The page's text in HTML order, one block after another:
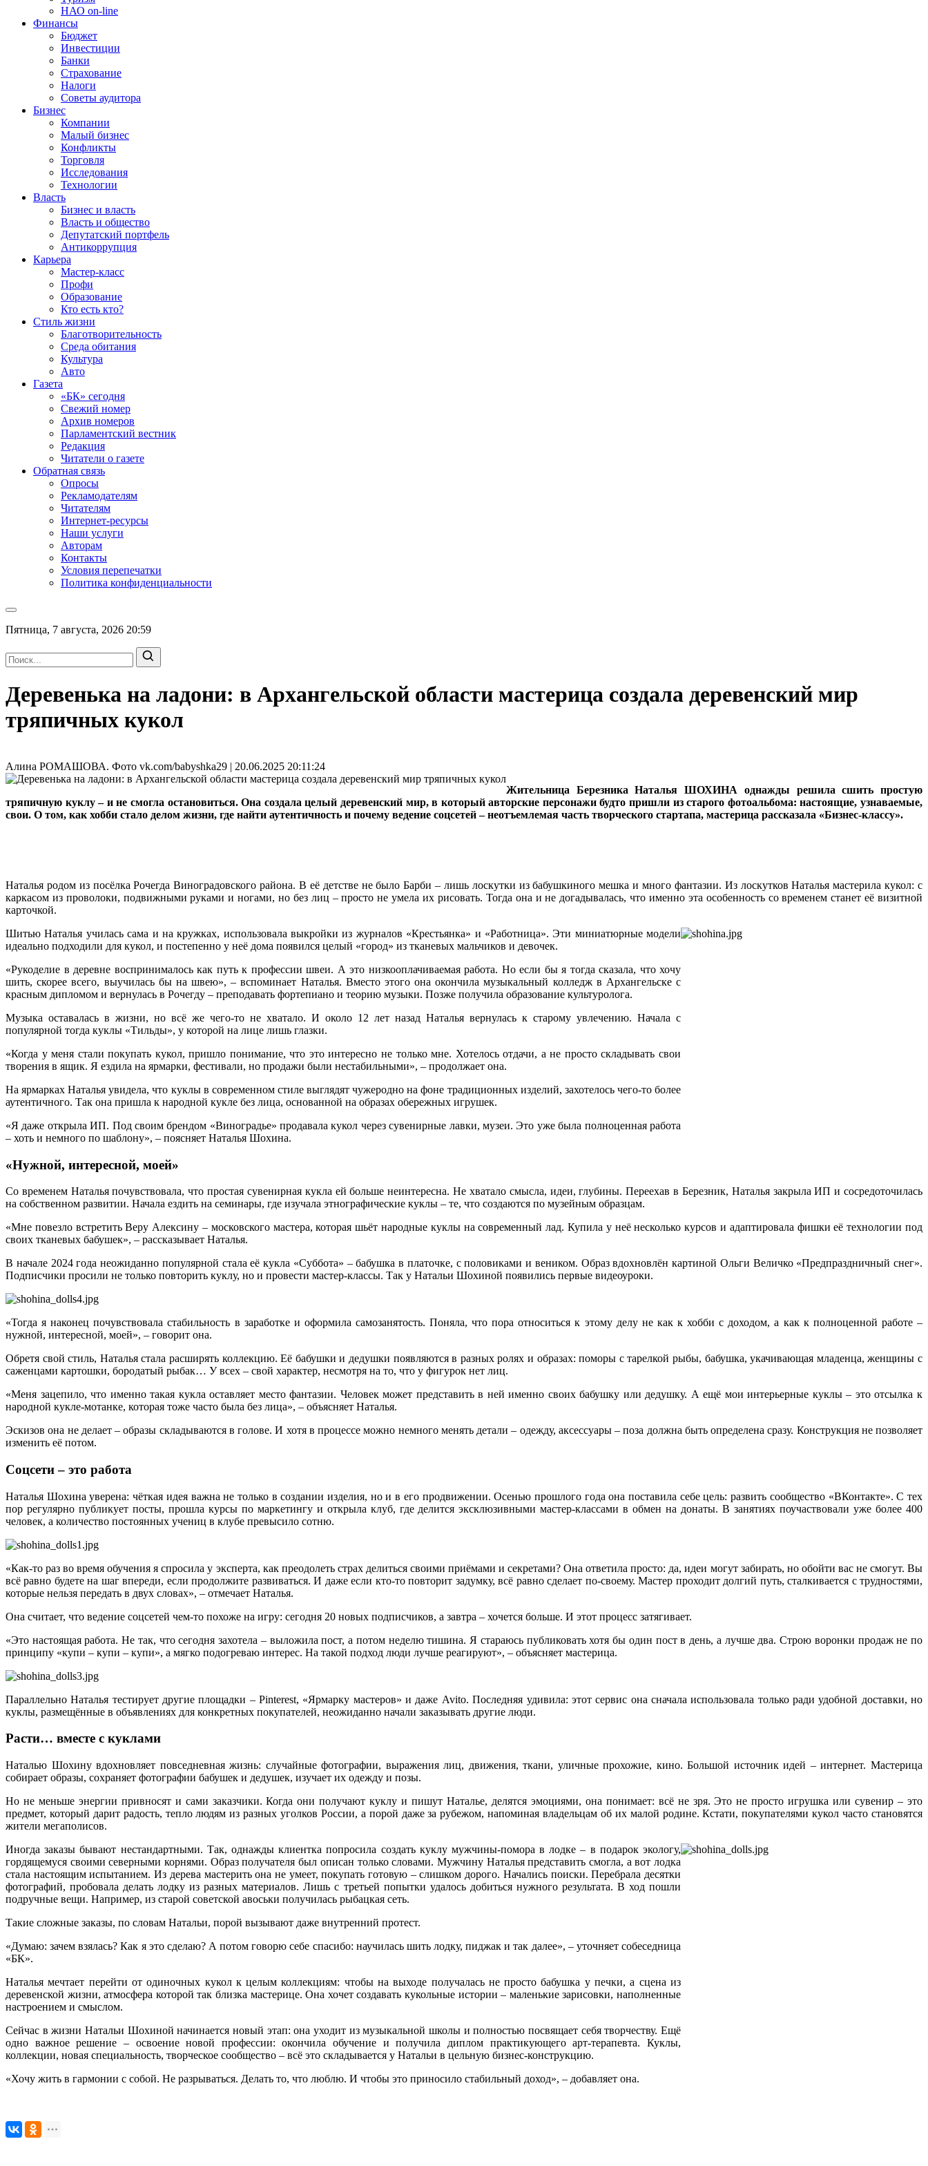
НАО on-line
Финансы
Бюджет
Инвестиции
Банки
Страхование
Налоги
Советы аудитора
Бизнес
Компании
Малый бизнес
Конфликты
Торговля
Исследования
Технологии
Власть
Бизнес и власть
Власть и общество
Депутатский портфель
Антикоррупция
Карьера
Мастер-класс
Профи
Образование
Кто есть кто?
Стиль жизни
Благотворительность
Среда обитания
Культура
Авто
Газета
«БК» сегодня
Свежий номер
Архив номеров
Парламентский вестник
Редакция
Читатели о газете
Обратная связь
Опросы
Рекламодателям
Читателям
Интернет-ресурсы
Наши услуги
Авторам
Контакты
Условия перепечатки
Политика конфиденциальности
Пятница, 7 августа, 2026 20:59
Деревенька на ладони: в Архангельской области мастерица создала деревенский мир
тряпичных кукол
Алина РОМАШОВА. Фото vk.com/babyshka29 | 20.06.2025 20:11:24
Жительница Березника Наталья ШОХИНА однажды решила сшить простую
тряпичную куклу – и не смогла остановиться. Она создала целый деревенский мир, в который авторские персонажи будто пришли из старого фотоальбома: настоящие, узнаваемые,
свои. О том, как хобби стало делом жизни, где найти аутентичность и почему ведение соцсетей – неотъемлемая часть творческого стартапа, мастерица рассказала «Бизнес-классу».
Наталья родом из посёлка Рочегда Виноградовского района. В её детстве не было Барби – лишь лоскутки из бабушкиного мешка и много фантазии. Из лоскутков Наталья мастерила кукол: с
каркасом из проволоки, подвижными руками и ногами, но без лиц – просто не умела их рисовать. Тогда она и не догадывалась, что именно эта особенность со временем станет её визитной
карточкой.
Шитью Наталья училась сама и на кружках, использовала выкройки из журналов «Крестьянка» и «Работница». Эти миниатюрные модели
идеально подходили для кукол, и постепенно у неё дома появился целый «город» из тканевых мальчиков и девочек.
«Рукоделие в деревне воспринималось как путь к профессии швеи. А это низкооплачиваемая работа. Но если бы я тогда сказала, что хочу
шить, скорее всего, выучилась бы на швею», – вспоминает Наталья. Вместо этого она окончила музыкальный колледж в Архангельске с
красным дипломом и вернулась в Рочегду – преподавать фортепиано и теорию музыки. Позже получила образование культуролога.
Музыка оставалась в жизни, но всё же чего‑то не хватало. И около 12 лет назад Наталья вернулась к старому увлечению. Начала с
популярной тогда куклы «Тильды», у которой на лице лишь глазки.
«Когда у меня стали покупать кукол, пришло понимание, что это интересно не только мне. Хотелось отдачи, а не просто складывать свои
творения в ящик. Я ездила на ярмарки, фестивали, но продажи были нестабильными», – продолжает она.
На ярмарках Наталья увидела, что куклы в современном стиле выглядят чужеродно на фоне традиционных изделий, захотелось чего‑то более
аутентичного. Так она пришла к народной кукле без лица, основанной на образах обережных игрушек.
«Я даже открыла ИП. Под своим брендом «Виноградье» продавала кукол через сувенирные лавки, музеи. Это уже была полноценная работа
– хоть и немного по шаблону», – поясняет Наталья Шохина.
«Нужной, интересной, моей»
Со временем Наталья почувствовала, что простая сувенирная кукла ей больше неинтересна. Не хватало смысла, идеи, глубины. Переехав в Березник, Наталья закрыла ИП и сосредоточилась
на собственном развитии. Начала ездить на семинары, где изучала этнографические куклы – те, что создаются по музейным образцам.
«Мне повезло встретить Веру Алексину – московского мастера, которая шьёт народные куклы на современный лад. Купила у неё несколько курсов и адаптировала фишки её технологии под
своих тканевых бабушек», – рассказывает Наталья.
В начале 2024 года неожиданно популярной стала её кукла «Суббота» – бабушка в платочке, с половиками и веником. Образ вдохновлён картиной Ольги Величко «Предпраздничный снег».
Подписчики просили не только повторить куклу, но и провести мастер-классы. Так у Натальи Шохиной появились первые видеоуроки.
«Тогда я наконец почувствовала стабильность в заработке и оформила самозанятость. Поняла, что пора относиться к этому делу не как к хобби с доходом, а как к полноценной работе –
нужной, интересной, моей», – говорит она.
Обретя свой стиль, Наталья стала расширять коллекцию. Её бабушки и дедушки появляются в разных ролях и образах: поморы с тарелкой рыбы, бабушка, укачивающая младенца, женщины с
саженцами картошки, бородатый рыбак… У всех – свой характер, несмотря на то, что у фигурок нет лиц.
«Меня зацепило, что именно такая кукла оставляет место фантазии. Человек может представить в ней именно своих бабушку или дедушку. А ещё мои интерьерные куклы – это отсылка к
народной кукле-мотанке, которая тоже часто была без лица», – объясняет Наталья.
Эскизов она не делает – образы складываются в голове. И хотя в процессе можно немного менять детали – одежду, аксессуары – поза должна быть определена сразу. Конструкция не позволяет
изменить её потом.
Соцсети – это работа
Наталья Шохина уверена: чёткая идея важна не только в создании изделия, но и в его продвижении. Осенью прошлого года она поставила себе цель: развить сообщество «ВКонтакте». С тех
пор регулярно публикует посты, прошла курсы по маркетингу и открыла клуб, где делится эксклюзивными мастер-классами в обмен на донаты. В занятиях поучаствовали уже более 400
человек, а количество постоянных учениц в клубе превысило сотню.
«Как‑то раз во время обучения я спросила у эксперта, как преодолеть страх делиться своими приёмами и секретами? Она ответила просто: да, идеи могут забирать, но обойти вас не смогут. Вы
всё равно будете на шаг впереди, если продолжите развиваться. И даже если кто‑то повторит задумку, всё равно сделает по-своему. Мастер проходит долгий путь, сталкивается с трудностями,
которые нельзя передать в двух словах», – отмечает Наталья.
Она считает, что ведение соцсетей чем‑то похоже на игру: сегодня 20 новых подписчиков, а завтра – хочется больше. И этот процесс затягивает.
«Это настоящая работа. Не так, что сегодня захотела – выложила пост, а потом неделю тишина. Я стараюсь публиковать хотя бы один пост в день, а лучше два. Строю воронки продаж не по
принципу «купи – купи – купи», а мягко подогреваю интерес. На такой подход люди лучше реагируют», – объясняет мастерица.
Параллельно Наталья тестирует другие площадки – Pinterest, «Ярмарку мастеров» и даже Avito. Последняя удивила: этот сервис она сначала использовала только ради удобной доставки, но
куклы, размещённые в объявлениях для конкретных покупателей, неожиданно начали заказывать другие люди.
Расти… вместе с куклами
Наталью Шохину вдохновляет повседневная жизнь: случайные фотографии, выражения лиц, движения, ткани, уличные прохожие, кино. Большой источник идей – интернет. Мастерица
собирает образы, сохраняет фотографии бабушек и дедушек, изучает их одежду и позы.
Но не меньше энергии привносят и сами заказчики. Когда они получают куклу и пишут Наталье, делятся эмоциями, она понимает: всё не зря. Это не просто игрушка или сувенир – это
предмет, который дарит радость, тепло людям из разных уголков России, а порой даже за рубежом, напоминая владельцам об их малой родине. Кстати, покупателями кукол часто становятся
жители мегаполисов.
Иногда заказы бывают нестандартными. Так, однажды клиентка попросила создать куклу мужчины-помора в лодке – в подарок экологу,
гордящемуся своими северными корнями. Образ получателя был описан только словами. Мужчину Наталья представить смогла, а вот лодка
стала настоящим испытанием. Из дерева мастерить она не умеет, покупать готовую – слишком дорого. Начались поиски. Перебрала десятки
фотографий, пробовала делать лодку из разных материалов. Лишь с третьей попытки удалось добиться нужного результата. В ход пошли
подручные вещи. Например, из старой советской авоськи получилась рыбацкая сеть.
Такие сложные заказы, по словам Натальи, порой вызывают даже внутренний протест.
«Думаю: зачем взялась? Как я это сделаю? А потом говорю себе спасибо: научилась шить лодку, пиджак и так далее», – уточняет собеседница
«БК».
Наталья мечтает перейти от одиночных кукол к целым коллекциям: чтобы на выходе получалась не просто бабушка у печки, а сцена из
деревенской жизни, атмосфера которой так близка мастерице. Она хочет создавать кукольные истории – маленькие зарисовки, наполненные
настроением и смыслом.
Сейчас в жизни Натальи Шохиной начинается новый этап: она уходит из музыкальной школы и полностью посвящает себя творчеству. Ещё
одно важное решение – освоение новой профессии: окончила обучение и получила диплом практикующего арт-терапевта. Куклы,
коллекции, новая специальность, творческое сообщество – всё это складывается у Натальи в цельную бизнес-конструкцию.
«Хочу жить в гармонии с собой. Не разрываться. Делать то, что люблю. И чтобы это приносило стабильный доход», – добавляет она.